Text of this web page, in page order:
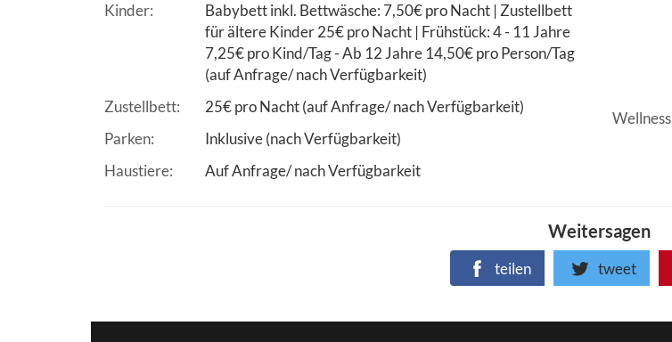
Kinder
Babybett inkl. Bettwäsche: 7,50€ pro Nacht | Zustellbett
für ältere Kinder 25€ pro Nacht | Frühstück: 4 - 11 Jahre
7,25€ pro Kind/Tag - Ab 12 Jahre 14,50€ pro Person/Tag
(auf Anfrage/ nach Verfügbarkeit)
Zustellbett
25€ pro Nacht (auf Anfrage/ nach Verfügbarkeit)
Parken
Inklusive (nach Verfügbarkeit)
Haustiere
Auf Anfrage/ nach Verfügbarkeit
Wellness
Weitersagen
teilen tweet